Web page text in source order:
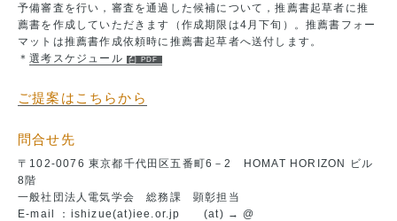
予備審査を行い，審査を通過した候補について，推薦書起草者に推
薦書を作成していただきます（作成期限は4月下旬）。推薦書フォー
マットは推薦書作成依頼時に推薦書起草者へ送付します。
＊選考スケジュール
ご提案はこちらから
問合せ先
〒102-0076 東京都千代田区五番町6－2 HOMAT HORIZON ビル
8階
一般社団法人電気学会 総務課 顕彰担当
E-mail ：ishizue(at)iee.or.jp (at) → @